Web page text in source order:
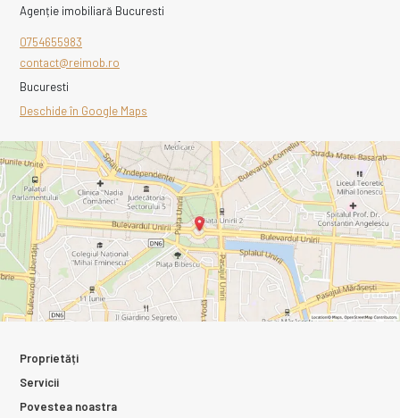
Agenție imobiliară Bucuresti
0754655983
contact@reimob.ro
Bucuresti
Deschide în Google Maps
Proprietăți
Servicii
Povestea noastra